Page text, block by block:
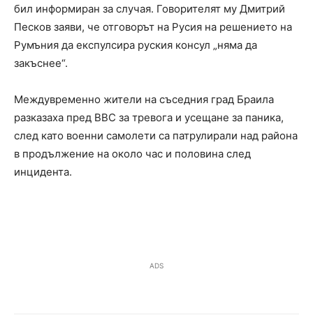
бил информиран за случая. Говорителят му Дмитрий
Песков заяви, че отговорът на Русия на решението на
Румъния да експулсира руския консул „няма да
закъснее“.
Междувременно жители на съседния град Браила
разказаха пред BBC за тревога и усещане за паника,
след като военни самолети са патрулирали над района
в продължение на около час и половина след
инцидента.
ADS